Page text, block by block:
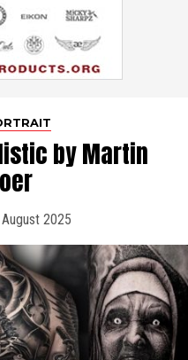
by Martin
2025